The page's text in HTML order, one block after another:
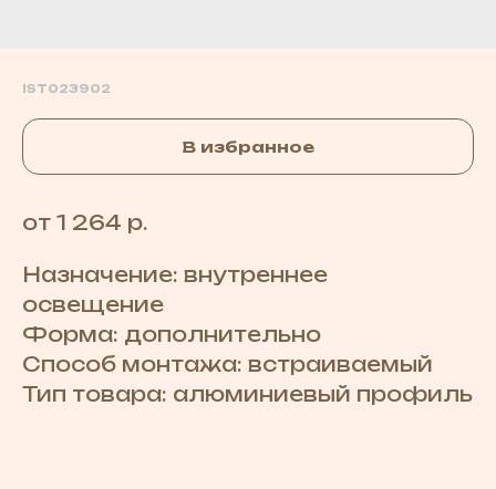
IST023902
В избранное
от 1 264 р.
Назначение: внутреннее
освещение
Форма: дополнительно
Способ монтажа: встраиваемый
Тип товара: алюминиевый профиль